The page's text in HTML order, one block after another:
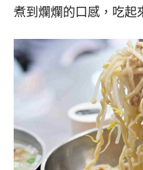
煮到爛爛的口感，吃起